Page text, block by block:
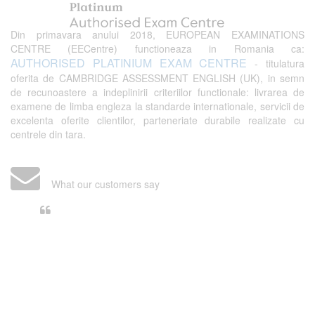
Din primavara anului 2018, EUROPEAN EXAMINATIONS
CENTRE (EECentre) functioneaza in Romania ca:
AUTHORISED PLATINIUM EXAM CENTRE - titulatura
oferita de CAMBRIDGE ASSESSMENT ENGLISH (UK), in semn
de recunoastere a indeplinirii criteriilor functionale: livrarea de
examene de limba engleza la standarde internationale, servicii de
excelenta oferite clientilor, parteneriate durabile realizate cu
centrele din tara.
What our customers say